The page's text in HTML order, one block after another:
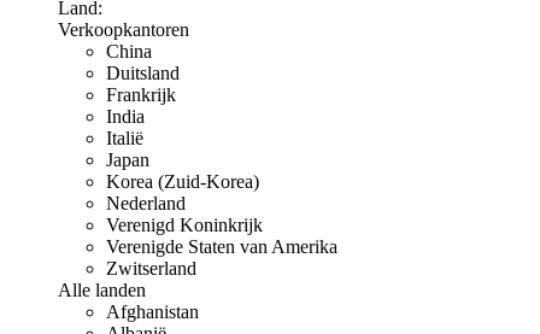
Land:
Verkoopkantoren
China
Duitsland
Frankrijk
India
Italië
Japan
Korea (Zuid-Korea)
Nederland
Verenigd Koninkrijk
Verenigde Staten van Amerika
Zwitserland
Alle landen
Afghanistan